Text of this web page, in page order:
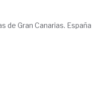
de Gran Canarias. España